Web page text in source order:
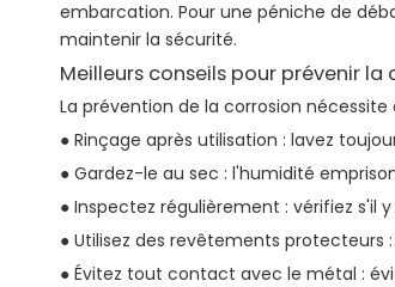
embarcation. Pour une péniche de
maintenir la sécurité.
Meilleurs conseils pour prévenir la
La prévention de la corrosion nécessite
● Rinçage après utilisation : lavez
● Gardez-le au sec : l'humidité
● Inspectez régulièrement : vérifiez s'il
● Utilisez des revêtements protecteurs
● Évitez tout contact avec le métal :